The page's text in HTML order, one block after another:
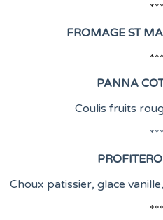
***
FROMAGE ST
***
PANNA
Coulis fruits
***
Choux patissier, glace
***